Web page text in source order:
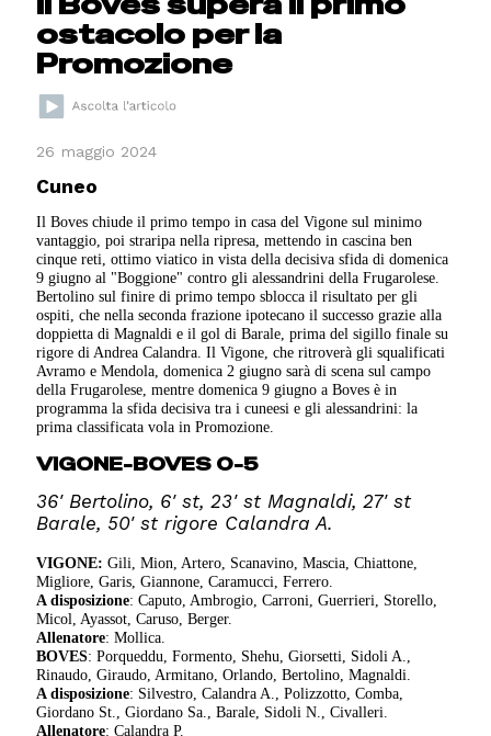
ostacolo per la
Promozione
26 maggio 2024
Cuneo
Il Boves chiude il primo tempo in casa del Vigone sul minimo
vantaggio, poi straripa nella ripresa, mettendo in cascina ben
cinque reti, ottimo viatico in vista della decisiva sfida di domenica
9 giugno al "Boggione" contro gli alessandrini della Frugarolese.
Bertolino sul finire di primo tempo sblocca il risultato per gli
ospiti, che nella seconda frazione ipotecano il successo grazie alla
doppietta di Magnaldi e il gol di Barale, prima del sigillo finale su
rigore di Andrea Calandra. Il Vigone, che ritroverà gli squalificati
Avramo e Mendola, domenica 2 giugno sarà di scena sul campo
della Frugarolese, mentre domenica 9 giugno a Boves è in
programma la sfida decisiva tra i cuneesi e gli alessandrini: la
prima classificata vola in Promozione.
VIGONE-BOVES 0-5
36' Bertolino, 6' st, 23' st Magnaldi, 27' st
Barale, 50' st rigore Calandra A.
VIGONE:Gili, Mion, Artero, Scanavino, Mascia, Chiattone,
Migliore, Garis, Giannone, Caramucci, Ferrero.
A disposizione: Caputo, Ambrogio, Carroni, Guerrieri, Storello,
Micol, Ayassot, Caruso, Berger.
Allenatore: Mollica.
BOVES: Porqueddu, Formento, Shehu, Giorsetti, Sidoli A.,
Rinaudo, Giraudo, Armitano, Orlando, Bertolino, Magnaldi.
A disposizione: Silvestro, Calandra A., Polizzotto, Comba,
Giordano St., Giordano Sa., Barale, Sidoli N., Civalleri.
Allenatore: Calandra P.